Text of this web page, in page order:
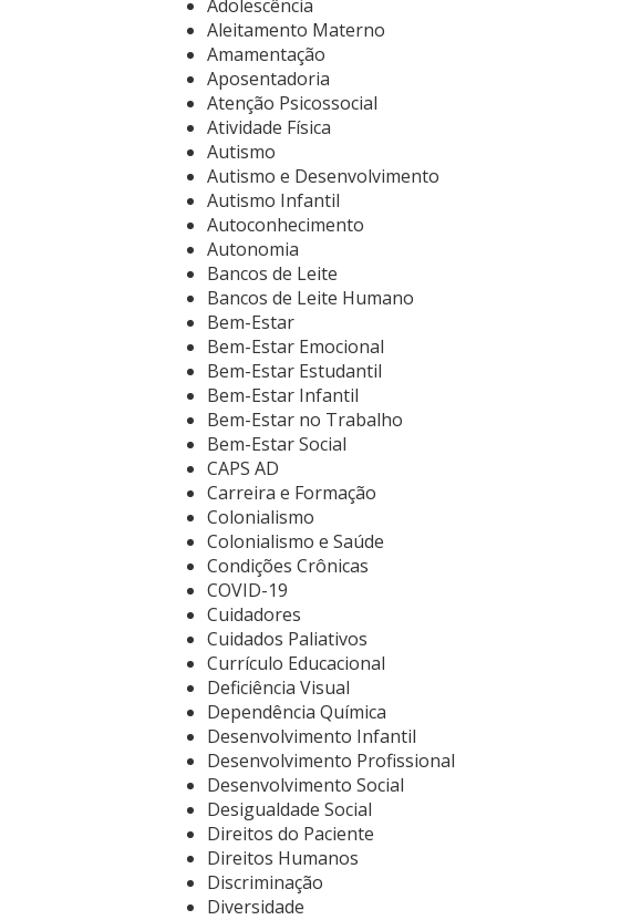
Adolescência
Aleitamento Materno
Amamentação
Aposentadoria
Atenção Psicossocial
Atividade Física
Autismo
Autismo e Desenvolvimento
Autismo Infantil
Autoconhecimento
Autonomia
Bancos de Leite
Bancos de Leite Humano
Bem-Estar
Bem-Estar Emocional
Bem-Estar Estudantil
Bem-Estar Infantil
Bem-Estar no Trabalho
Bem-Estar Social
CAPS AD
Carreira e Formação
Colonialismo
Colonialismo e Saúde
Condições Crônicas
COVID-19
Cuidadores
Cuidados Paliativos
Currículo Educacional
Deficiência Visual
Dependência Química
Desenvolvimento Infantil
Desenvolvimento Profissional
Desenvolvimento Social
Desigualdade Social
Direitos do Paciente
Direitos Humanos
Discriminação
Diversidade